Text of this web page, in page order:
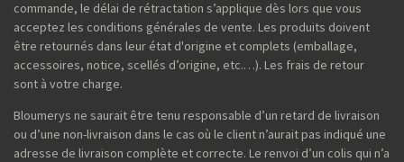
commande, le délai de rétractation s’applique dès lors que vous
acceptez les conditions générales de vente. Les produits doivent
être retournés dans leur état d'origine et complets (emballage,
accessoires, notice, scellés d’origine, etc.…). Les frais de retour
sont à votre charge.
Bloumerys ne saurait être tenu responsable d’un retard de livraison
ou d’une non-livraison dans le cas où le client n’aurait pas indiqué une
adresse de livraison complète et correcte. Le renvoi d’un colis qui n’a